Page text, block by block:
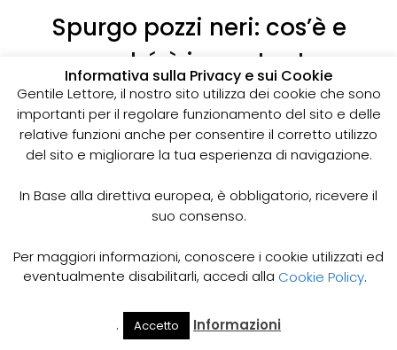
Spurgo pozzi neri: cos’è e
perché è importante
I pozzi neri sono delle strutture sotterranee utilizzate
per la raccolta delle acque reflue domestiche,
soprattutto in zone dove non è disponibile un
sistema di smaltimento delle acque fognarie. Lo
spurgo dei pozzi neri è un’operazione essenziale
e prevenire il rischio di allagamenti, cattivi odori e
infezioni.
Come funziona lo spurgo dei pozzi neri
Lo spurgo dei pozzi neri viene effettuato mediante
specifiche, in grado di aspirare e rimuovere le
acque reflue e i sedimenti accumulati all’interno del
Cerca Il Mio
Informativa sulla Privacy e sui Cookie
Gentile Lettore, il nostro sito utilizza dei cookie che sono
importanti per il regolare funzionamento del sito e delle
relative funzioni anche per consentire il corretto utilizzo
del sito e migliorare la tua esperienza di navigazione.
In Base alla direttiva europea, è obbligatorio, ricevere il
suo consenso.
Per maggiori informazioni, conoscere i cookie utilizzati ed
eventualmente disabilitarli, accedi alla Cookie Policy.
. Accetto Informazioni